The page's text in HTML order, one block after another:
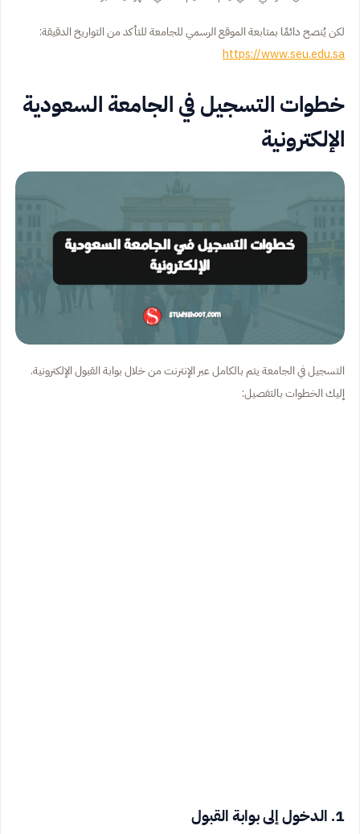
لكن يُنصح دائمًا بمتابعة الموقع الرسمي للجامعة للتأكد من التواريخ الدقيقة:
https://www.seu.edu.sa
خطوات التسجيل في الجامعة السعودية
الإلكترونية
التسجيل في الجامعة يتم بالكامل عبر الإنترنت من خلال بوابة القبول الإلكترونية.
إليك الخطوات بالتفصيل:
1. الدخول إلى بوابة القبول